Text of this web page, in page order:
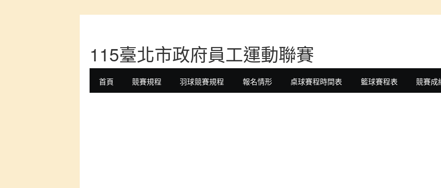
115臺北市政府員工運動聯賽
首頁 競賽規程 羽球競賽規程 報名情形 桌球賽程時間表 籃球賽程表 競賽成